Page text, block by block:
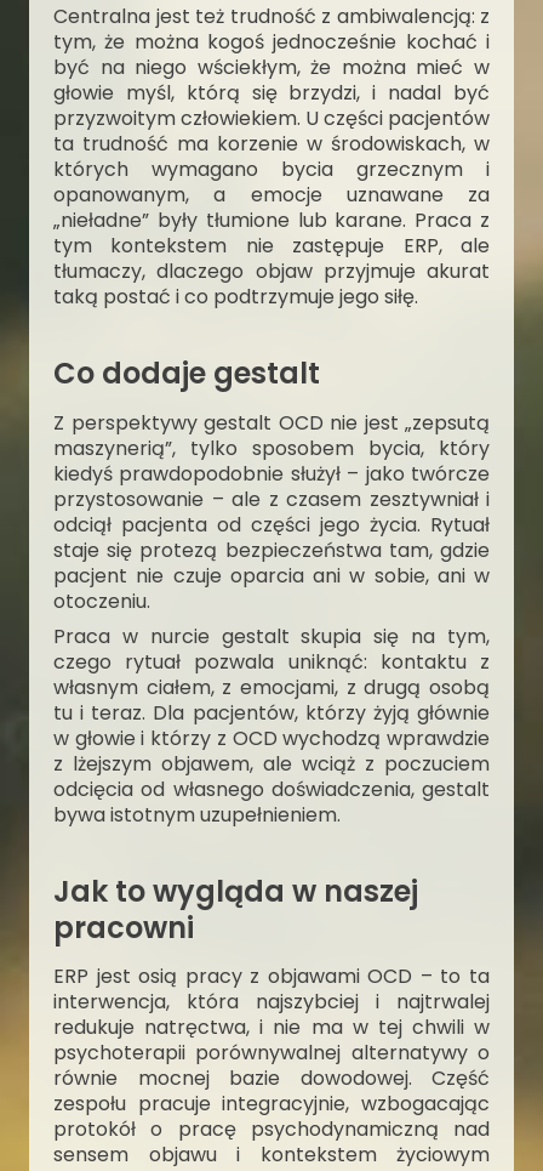
Centralna jest też trudność z ambiwalencją: z
tym, że można kogoś jednocześnie kochać i
być na niego wściekłym, że można mieć w
głowie myśl, którą się brzydzi, i nadal być
przyzwoitym człowiekiem. U części pacjentów
ta trudność ma korzenie w środowiskach, w
których wymagano bycia grzecznym i
opanowanym, a emocje uznawane za
„nieładne” były tłumione lub karane. Praca z
tym kontekstem nie zastępuje ERP, ale
tłumaczy, dlaczego objaw przyjmuje akurat
taką postać i co podtrzymuje jego siłę.
Co dodaje gestalt
Z perspektywy gestalt OCD nie jest „zepsutą
maszynerią”, tylko sposobem bycia, który
kiedyś prawdopodobnie służył – jako twórcze
przystosowanie – ale z czasem zesztywniał i
odciął pacjenta od części jego życia. Rytuał
staje się protezą bezpieczeństwa tam, gdzie
pacjent nie czuje oparcia ani w sobie, ani w
otoczeniu.
Praca w nurcie gestalt skupia się na tym,
czego rytuał pozwala uniknąć: kontaktu z
własnym ciałem, z emocjami, z drugą osobą
tu i teraz. Dla pacjentów, którzy żyją głównie
w głowie i którzy z OCD wychodzą wprawdzie
z lżejszym objawem, ale wciąż z poczuciem
odcięcia od własnego doświadczenia, gestalt
bywa istotnym uzupełnieniem.
Jak to wygląda w naszej
pracowni
ERP jest osią pracy z objawami OCD – to ta
interwencja, która najszybciej i najtrwalej
redukuje natręctwa, i nie ma w tej chwili w
psychoterapii porównywalnej alternatywy o
równie mocnej bazie dowodowej. Część
zespołu pracuje integracyjnie, wzbogacając
protokół o pracę psychodynamiczną nad
sensem objawu i kontekstem życiowym